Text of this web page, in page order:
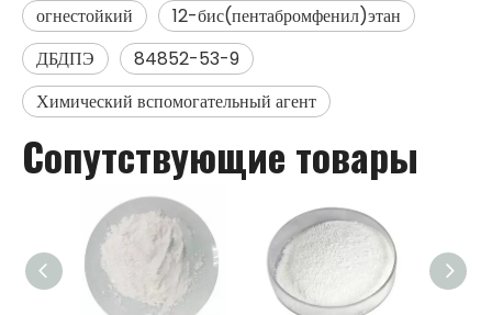
огнестойкий
12-бис(пентабромфенил)этан
ДБДПЭ
84852-53-9
Химический вспомогательный агент
Сопутствующие товары